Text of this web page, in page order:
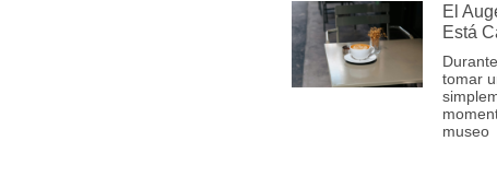
El
Está
tomar
museo